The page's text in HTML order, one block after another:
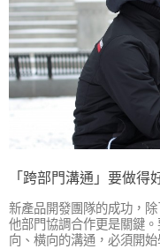
「跨部門溝通」要做得
新產品開發團隊的成功，
他部門協調合作更是關鍵
向、橫向的溝通，必須開